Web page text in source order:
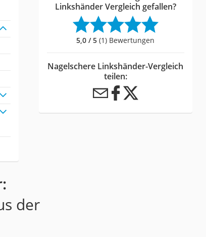
Linkshänder Vergleich gefallen?
5,0 / 5 (1) Bewertungen
Nagelschere Linkshänder-Vergleich
teilen:
der